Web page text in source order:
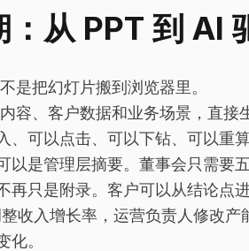
：从 PPT 到 AI
是把幻灯片搬到浏览器里。
容、客户数据和业务场景，直
、可以点击、可以下钻、可以重算
以是管理层摘要。董事会只需要
再只是附录。客户可以从结论点
收入增长率，运营负责人修改
化。